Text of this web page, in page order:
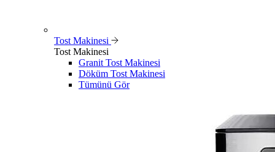
Tost Makinesi
Tost Makinesi
Granit Tost Makinesi
Döküm Tost Makinesi
Tümünü Gör